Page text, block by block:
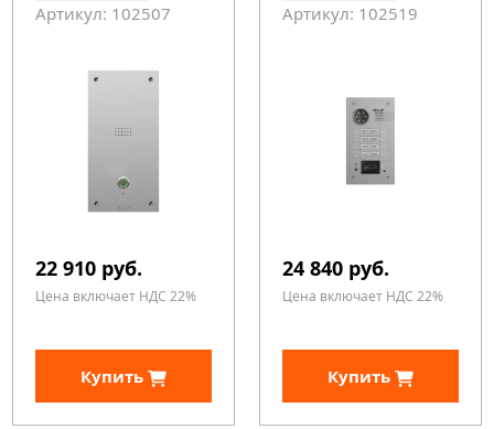
Артикул: 102507
22 910 руб.
Цена включает НДС 22%
Купить
Артикул: 102519
24 840 руб.
Цена включает НДС 22%
Купить